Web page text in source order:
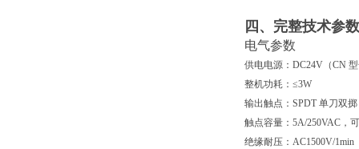
四、完整技术参
电气参数
供电电源：DC24V（CN
整机功耗：≤3W
输出触点：SPDT 单刀双
触点容量：5A/250VAC，
绝缘耐压：AC1500V/1min